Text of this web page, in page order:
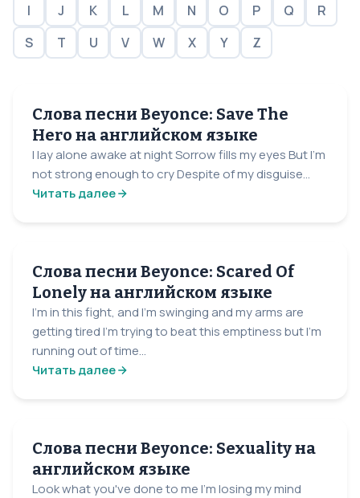
I
J K L M N O P Q
R
S
T U V W X Y Z
Слова песни Beyonce: Save The
Hero на английском языке
I lay alone awake at night Sorrow fills my eyes But I’m
not strong enough to cry Despite of my disguise...
Читать далее
Слова песни Beyonce: Scared Of
Lonely на английском языке
I'm in this fight, and I'm swinging and my arms are
getting tired I'm trying to beat this emptiness but I'm
running out of time...
Читать далее
Слова песни Beyonce: Sexuality на
английском языке
Look what you've done to me I'm losing my mind